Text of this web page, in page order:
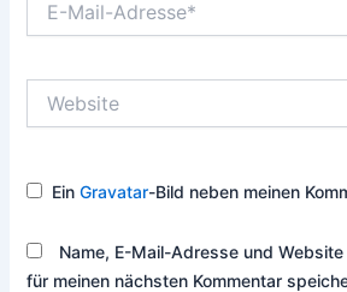
Mail-
EinGravatar-Bild neben meinen
Name, E-Mail-Adresse und
für meinen nächsten Kommentar